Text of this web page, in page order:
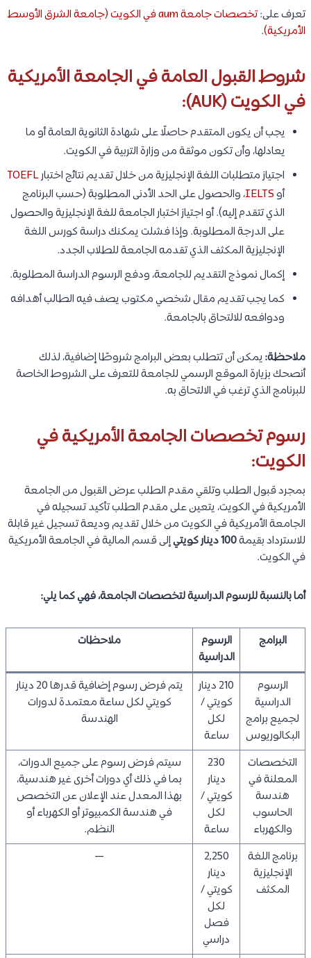
تعرف على:
تخصصات جامعة aum في الكويت (جامعة الشرق الأوسط
الأمريكية).
شروط القبول العامة في الجامعة الأمريكية
في الكويت (AUK):
يجب أن يكون المتقدم حاصلًا على شهادة الثانوية العامة أو ما
يعادلها، وأن تكون موثقة من وزارة التربية في الكويت.
اجتياز متطلبات اللغة الإنجليزية من خلال تقديم نتائج اختبارTOEFL
أوIELTS، والحصول على الحد الأدنى المطلوبة (حسب البرنامج
الذي تتقدم إليه). أو اجتياز اختبار الجامعة للغة الإنجليزية والحصول
على الدرجة المطلوبة. وإذا فشلت يمكنك دراسة كورس اللغة
الإنجليزية المكثف الذي تقدمه الجامعة للطلاب الجدد.
إكمال نموذج التقديم للجامعة، ودفع الرسوم الدراسة المطلوبة.
كما يجب تقديم مقال شخصي مكتوب يصف فيه الطالب أهدافه
ودوافعه للالتحاق بالجامعة.
ملاحظة:يمكن أن تتطلب بعض البرامج شروطًا إضافية، لذلك
أنصحك بزيارة الموقع الرسمي للجامعة للتعرف على الشروط الخاصة
للبرنامج الذي ترغب في الالتحاق به.
رسوم تخصصات الجامعة الأمريكية في
الكويت:
بمجرد قبول الطلب وتلقي مقدم الطلب عرض القبول من الجامعة
الأمريكية في الكويت، يتعين على مقدم الطلب تأكيد تسجيله في
الجامعة الأمريكية في الكويت من خلال تقديم وديعة تسجيل غير قابلة
للاسترداد بقيمة100 دينار كويتي
إلى قسم المالية في الجامعة الأمريكية
في الكويت.
أما بالنسبة للرسوم الدراسية لتخصصات الجامعة، فهي كما يلي:
البرامج
الرسوم
الدراسية
ملاحظات
الرسوم
الدراسية
لجميع برامج
البكالوريوس
210 دينار
كويتي /
لكل
ساعة
يتم فرض رسوم إضافية قدرها 20 دينار
كويتي لكل ساعة معتمدة لدورات
الهندسة
التخصصات
المعلنة في
هندسة
الحاسوب
والكهرباء
230
دينار
كويتي /
لكل
ساعة
سيتم فرض رسوم على جميع الدورات،
بما في ذلك أي دورات أخرى غير هندسية،
بهذا المعدل عند الإعلان عن التخصص
في هندسة الكمبيوتر أو الكهرباء أو
النظم.
برنامج اللغة
الإنجليزية
المكثف
2,250
دينار
كويتي /
لكل
فصل
دراسي
—